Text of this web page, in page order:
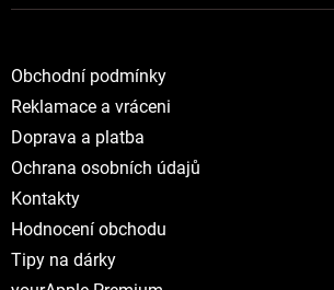
Obchodní podmínky
Reklamace a vráceni
Doprava a platba
Ochrana osobních údajů
Kontakty
Hodnocení obchodu
Tipy na dárky